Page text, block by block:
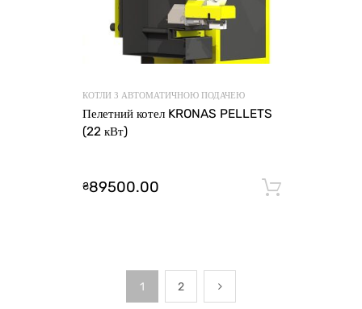
КОТЛИ З АВТОМАТИЧНОЮ ПОДАЧЕЮ
Пелетний котел KRONAS PELLETS
(22 кВт)
₴89500.00
1 2